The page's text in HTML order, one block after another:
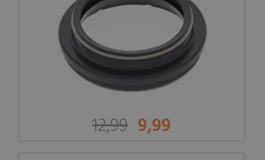
12,99 9,99